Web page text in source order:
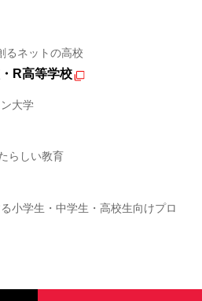
るネットの高校
R高等学校
大学
らしい教育
小学生・中学生・高校生向けプロ